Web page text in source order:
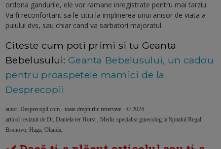
ordona gandurile, ele vor ramane inregistrate pentru mai tarziu.
Va fi reconfortant sa le cititi la implinerea unui anisor de viata a
puiului dvs, sau chiar cand va sarbatori majoratul.
Citeste cum poti primi si tu Geanta
Bebelusului: Geanta Bebelusului, un cadou
pentru proaspetele mamici de la
Desprecopii
autor: Desprecopii.com - toate drepturile rezervate - © 2024
articol revizuit de Dr. Daniela ter Horst , Medic specialist ginecolog la Spitalul Regal
Bronovo, Haga, Olanda,